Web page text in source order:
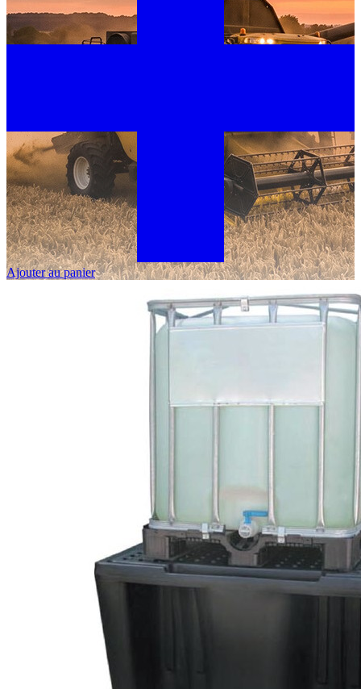
Ajouter au panier